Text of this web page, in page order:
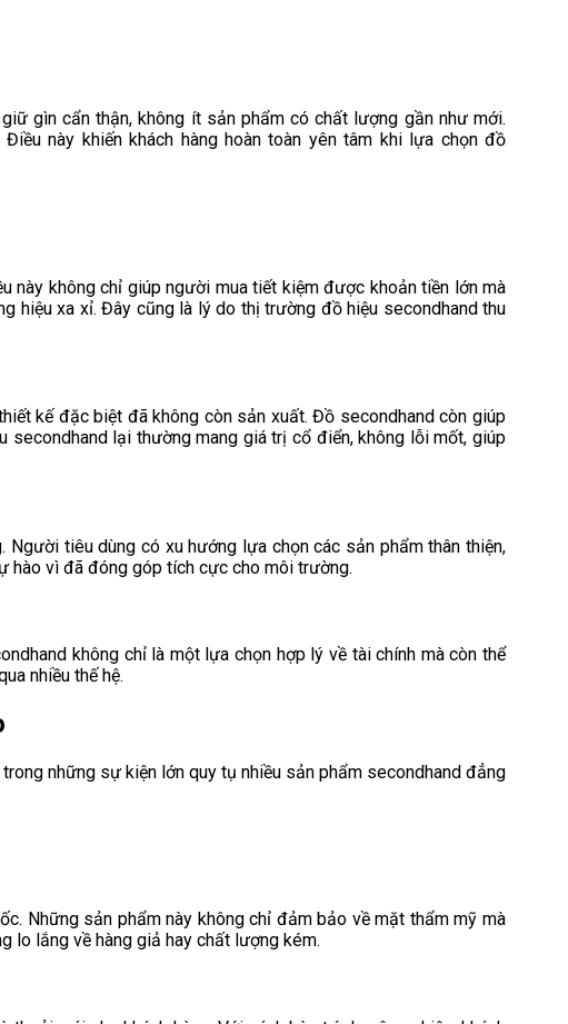
gìn cẩn thận, không ít sản phẩm có chất lượng gần như mới.
này khiến khách hàng hoàn toàn yên tâm khi lựa chọn đồ
này không chỉ giúp người mua tiết kiệm được khoản tiền lớn mà
hiệu xa xỉ. Đây cũng là lý do thị trường đồ hiệu secondhand thu
kế đặc biệt đã không còn sản xuất. Đồ secondhand còn giúp
secondhand lại thường mang giá trị cổ điển, không lỗi mốt, giúp
tiêu dùng có xu hướng lựa chọn các sản phẩm thân thiện,
hào vì đã đóng góp tích cực cho môi trường.
không chỉ là một lựa chọn hợp lý về tài chính mà còn thể
nhiều thế hệ.
những sự kiện lớn quy tụ nhiều sản phẩm secondhand đẳng
Những sản phẩm này không chỉ đảm bảo về mặt thẩm mỹ mà
lo lắng về hàng giả hay chất lượng kém.